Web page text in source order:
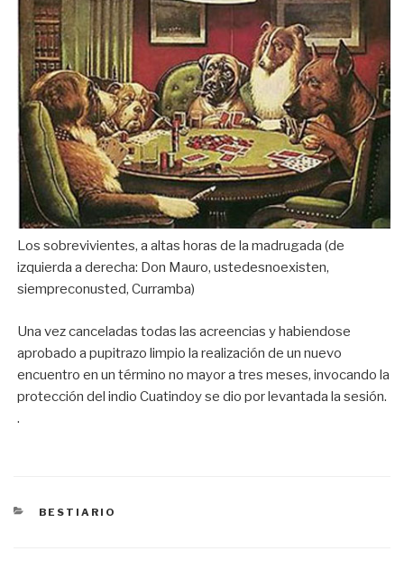
Los sobrevivientes, a altas horas de la madrugada (de
izquierda a derecha: Don Mauro, ustedesnoexisten,
siempreconusted, Curramba)
Una vez canceladas todas las acreencias y habiendose
aprobado a pupitrazo limpio la realización de un nuevo
encuentro en un término no mayor a tres meses, invocando la
protección del indio Cuatindoy se dio por levantada la sesión.
.
CATEGORÍAS
BESTIARIO